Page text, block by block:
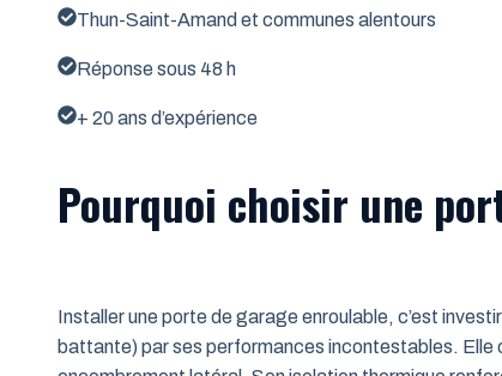
Thun-Saint-Amand et communes alentours
Réponse sous 48 h
+ 20 ans d’expérience
Pourquoi choisir une
Installer une porte de garage enroulable, c’est
battante) par ses performances incontestables. Elle